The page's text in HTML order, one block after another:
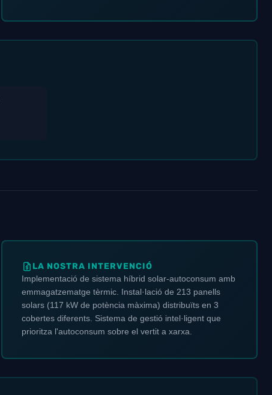
LA NOSTRA INTERVENCIÓ
Implementació de sistema híbrid solar-autoconsum amb
emmagatzematge tèrmic. Instal·lació de 213 panells
solars (117 kW de potència màxima) distribuïts en 3
cobertes diferents. Sistema de gestió intel·ligent que
prioritza l'autoconsum sobre el vertit a xarxa.